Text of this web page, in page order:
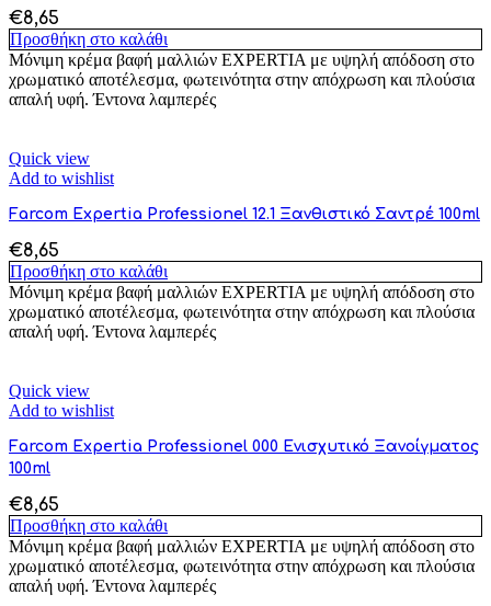
€8,65
Προσθήκη στο καλάθι
Μόνιμη κρέμα βαφή μαλλιών EXPERTIA με υψηλή απόδοση στο
χρωματικό αποτέλεσμα, φωτεινότητα στην απόχρωση και πλούσια
απαλή υφή. Έντονα λαμπερές
Quick view
Add to wishlist
Farcom Expertia Professionel 12.1 Ξανθιστικό Σαντρέ 100ml
€8,65
Προσθήκη στο καλάθι
Μόνιμη κρέμα βαφή μαλλιών EXPERTIA με υψηλή απόδοση στο
χρωματικό αποτέλεσμα, φωτεινότητα στην απόχρωση και πλούσια
απαλή υφή. Έντονα λαμπερές
Quick view
Add to wishlist
Farcom Expertia Professionel 000 Ενισχυτικό Ξανοίγματος
100ml
€8,65
Προσθήκη στο καλάθι
Μόνιμη κρέμα βαφή μαλλιών EXPERTIA με υψηλή απόδοση στο
χρωματικό αποτέλεσμα, φωτεινότητα στην απόχρωση και πλούσια
απαλή υφή. Έντονα λαμπερές